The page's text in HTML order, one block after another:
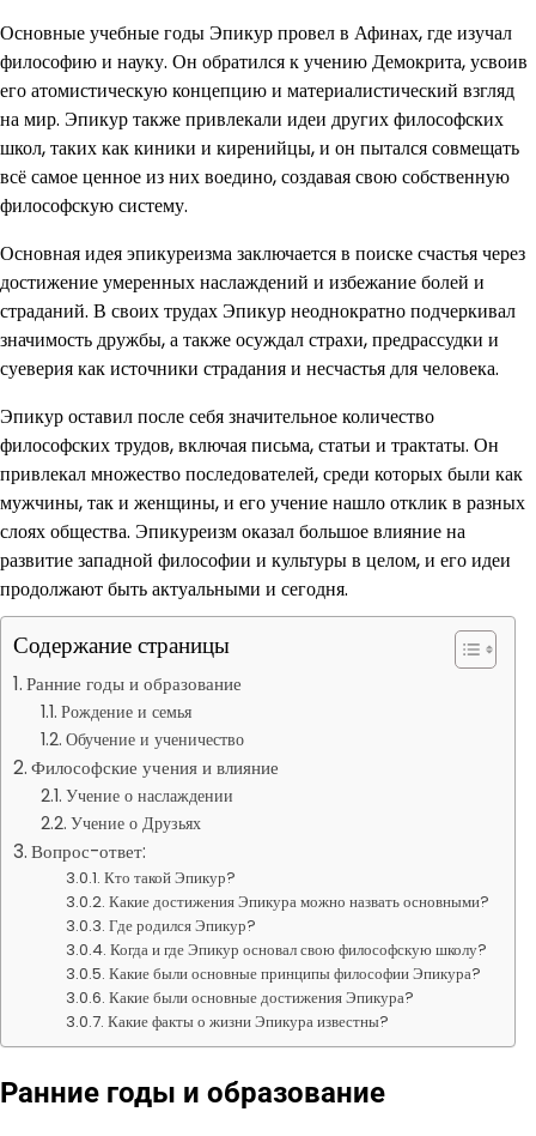
Основные учебные годы Эпикур провел в Афинах, где изучал
философию и науку. Он обратился к учению Демокрита, усвоив
его атомистическую концепцию и материалистический взгляд
на мир. Эпикур также привлекали идеи других философских
школ, таких как киники и киренийцы, и он пытался совмещать
всё самое ценное из них воедино, создавая свою собственную
философскую систему.
Основная идея эпикуреизма заключается в поиске счастья через
достижение умеренных наслаждений и избежание болей и
страданий. В своих трудах Эпикур неоднократно подчеркивал
значимость дружбы, а также осуждал страхи, предрассудки и
суеверия как источники страдания и несчастья для человека.
Эпикур оставил после себя значительное количество
философских трудов, включая письма, статьи и трактаты. Он
привлекал множество последователей, среди которых были как
мужчины, так и женщины, и его учение нашло отклик в разных
слоях общества. Эпикуреизм оказал большое влияние на
развитие западной философии и культуры в целом, и его идеи
продолжают быть актуальными и сегодня.
Содержание страницы
Ранние годы и образование
Рождение и семья
Обучение и ученичество
Философские учения и влияние
Учение о наслаждении
Учение о Друзьях
Вопрос-ответ:
Кто такой Эпикур?
Какие достижения Эпикура можно назвать основными?
Где родился Эпикур?
Когда и где Эпикур основал свою философскую школу?
Какие были основные принципы философии Эпикура?
Какие были основные достижения Эпикура?
Какие факты о жизни Эпикура известны?
Ранние годы и образование